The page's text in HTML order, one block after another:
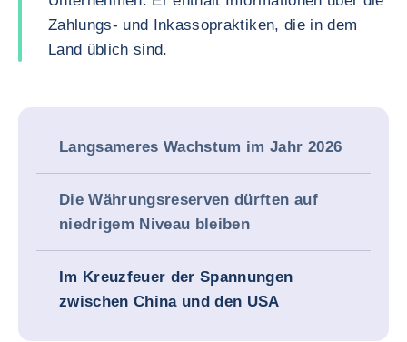
Zahlungs- und Inkassopraktiken, die in dem
Land üblich sind.
Langsameres Wachstum im Jahr 2026
Die Währungsreserven dürften auf
niedrigem Niveau bleiben
Im Kreuzfeuer der Spannungen
zwischen China und den USA